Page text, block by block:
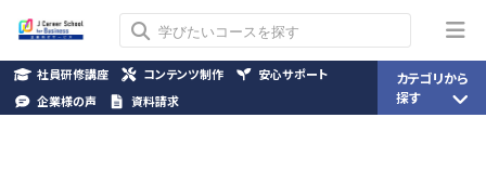
社員研修講座 コンテンツ制作
安心サポート
企業様の声
資料請求
カテゴリから
探す